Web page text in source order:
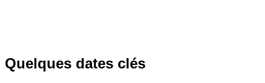
Quelques dates clés